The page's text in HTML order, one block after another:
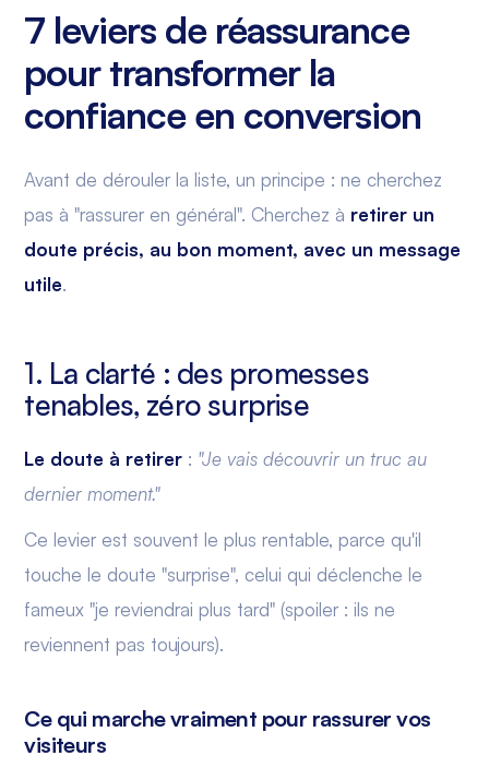
7 leviers de réassurance
pour transformer la
confiance en conversion
Avant de dérouler la liste, un principe : ne cherchez
pas à "rassurer en général". Cherchez à retirer un
doute précis, au bon moment, avec un message
utile.
1. La clarté : des promesses
tenables, zéro surprise
Le doute à retirer : "Je vais découvrir un truc au
dernier moment."
Ce levier est souvent le plus rentable, parce qu'il
touche le doute "surprise", celui qui déclenche le
fameux "je reviendrai plus tard" (spoiler : ils ne
reviennent pas toujours).
Ce qui marche vraiment pour rassurer vos
visiteurs